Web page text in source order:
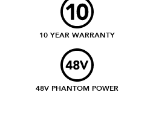
10 YEAR WARRANTY
48V PHANTOM POWER